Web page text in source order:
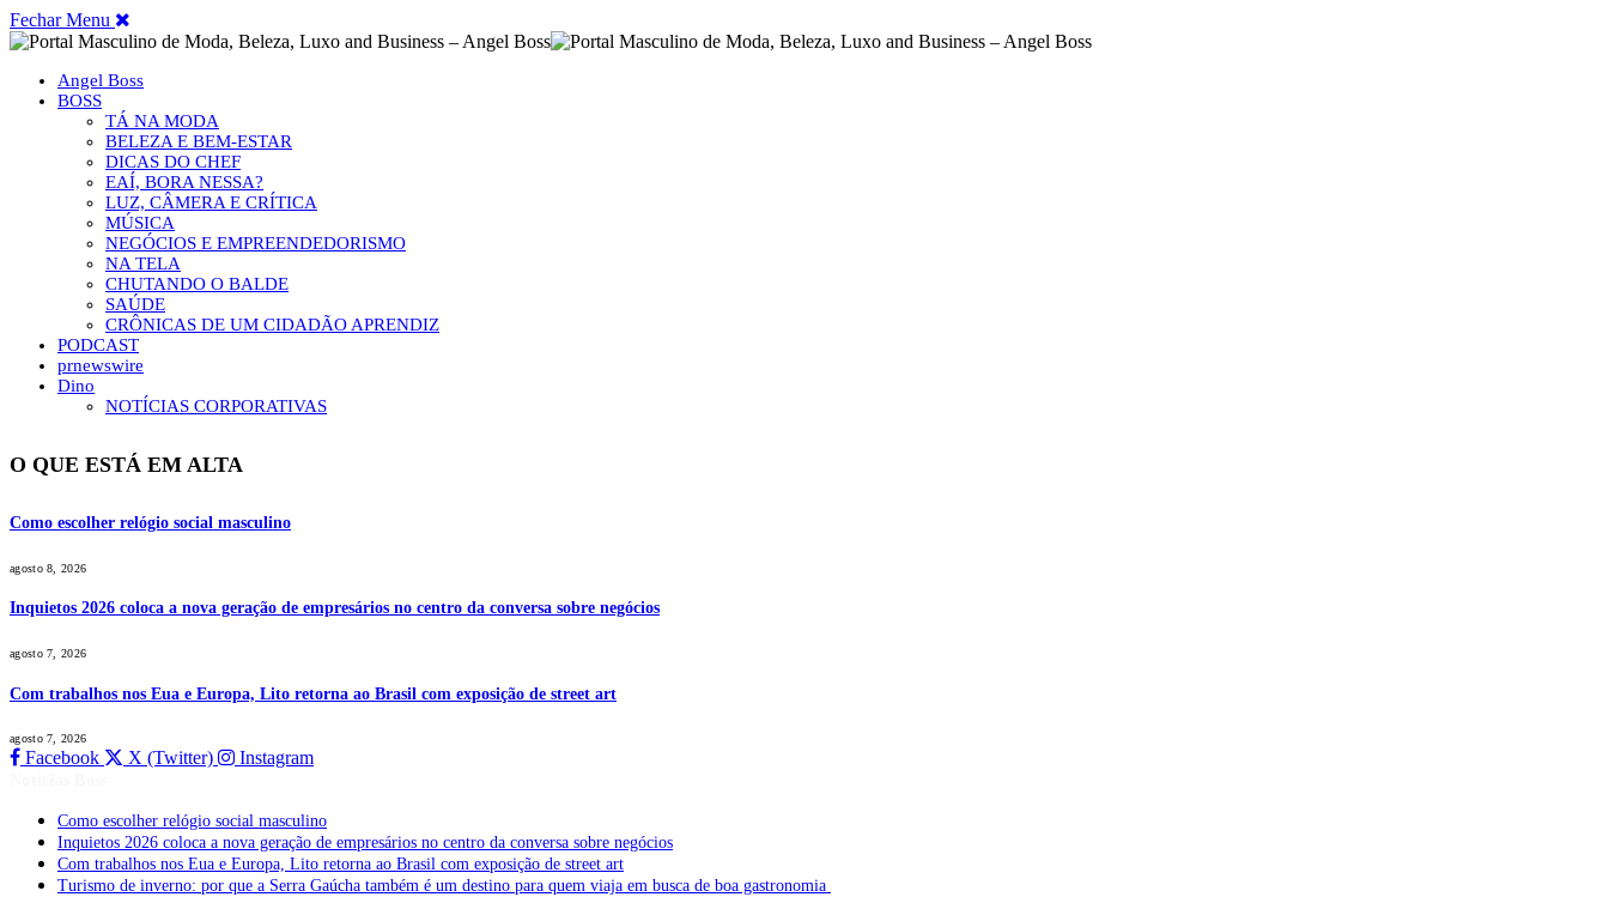
Fechar Menu
Angel Boss
BOSS
TÁ NA MODA
BELEZA E BEM-ESTAR
DICAS DO CHEF
EAÍ, BORA NESSA?
LUZ, CÂMERA E CRÍTICA
MÚSICA
NEGÓCIOS E EMPREENDEDORISMO
NA TELA
CHUTANDO O BALDE
SAÚDE
CRÔNICAS DE UM CIDADÃO APRENDIZ
PODCAST
prnewswire
Dino
NOTÍCIAS CORPORATIVAS
O QUE ESTÁ EM ALTA
Como escolher relógio social masculino
agosto 8, 2026
Inquietos 2026 coloca a nova geração de empresários no centro da conversa sobre negócios
agosto 7, 2026
Com trabalhos nos Eua e Europa, Lito retorna ao Brasil com exposição de street art
agosto 7, 2026
Facebook X (Twitter) Instagram
Como escolher relógio social masculino
Inquietos 2026 coloca a nova geração de empresários no centro da conversa sobre negócios
Com trabalhos nos Eua e Europa, Lito retorna ao Brasil com exposição de street art
Turismo de inverno: por que a Serra Gaúcha também é um destino para quem viaja em busca de boa gastronomia